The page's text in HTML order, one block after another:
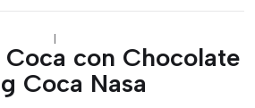
|
con Chocolate
Coca Nasa